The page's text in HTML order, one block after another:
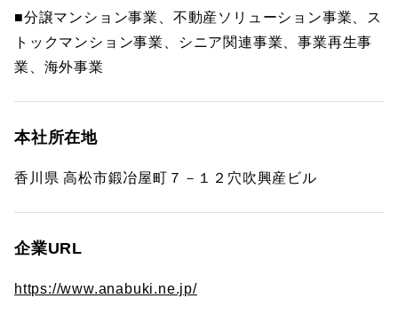
■分譲マンション事業、不動産ソリューション事業、ス
トックマンション事業、シニア関連事業、事業再生事
業、海外事業
本社所在地
香川県 高松市鍛冶屋町７－１２穴吹興産ビル
企業URL
https://www.anabuki.ne.jp/